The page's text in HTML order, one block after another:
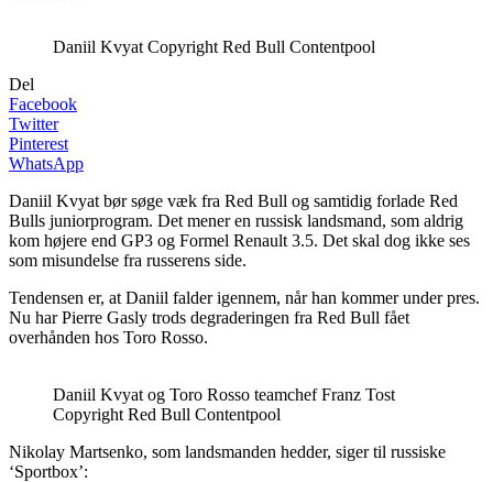
Daniil Kvyat Copyright Red Bull Contentpool
Del
Facebook
Twitter
Pinterest
WhatsApp
Daniil Kvyat bør søge væk fra Red Bull og samtidig forlade Red
Bulls juniorprogram. Det mener en russisk landsmand, som aldrig
kom højere end GP3 og Formel Renault 3.5. Det skal dog ikke ses
som misundelse fra russerens side.
Tendensen er, at Daniil falder igennem, når han kommer under pres.
Nu har Pierre Gasly trods degraderingen fra Red Bull fået
overhånden hos Toro Rosso.
Daniil Kvyat og Toro Rosso teamchef Franz Tost
Copyright Red Bull Contentpool
Nikolay Martsenko, som landsmanden hedder, siger til russiske
‘Sportbox’: